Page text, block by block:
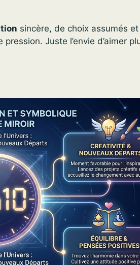
sincère, de choix assumés et
Juste l’envie d’aimer